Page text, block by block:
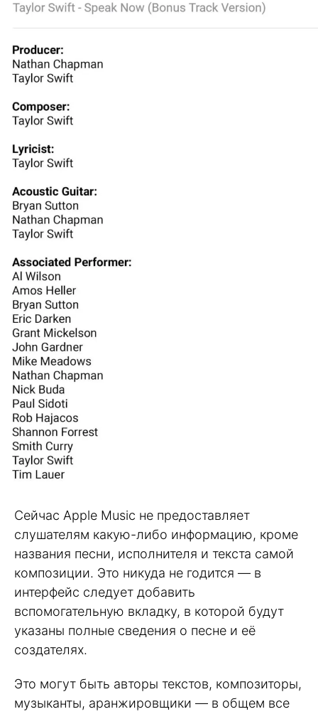
Сейчас Apple Music не предоставляет
слушателям какую-либо информацию, кроме
названия песни, исполнителя и текста самой
композиции. Это никуда не годится — в
интерфейс следует добавить
вспомогательную вкладку, в которой будут
указаны полные сведения о песне и её
создателях.
Это могут быть авторы текстов, композиторы,
музыканты, аранжировщики — в общем все